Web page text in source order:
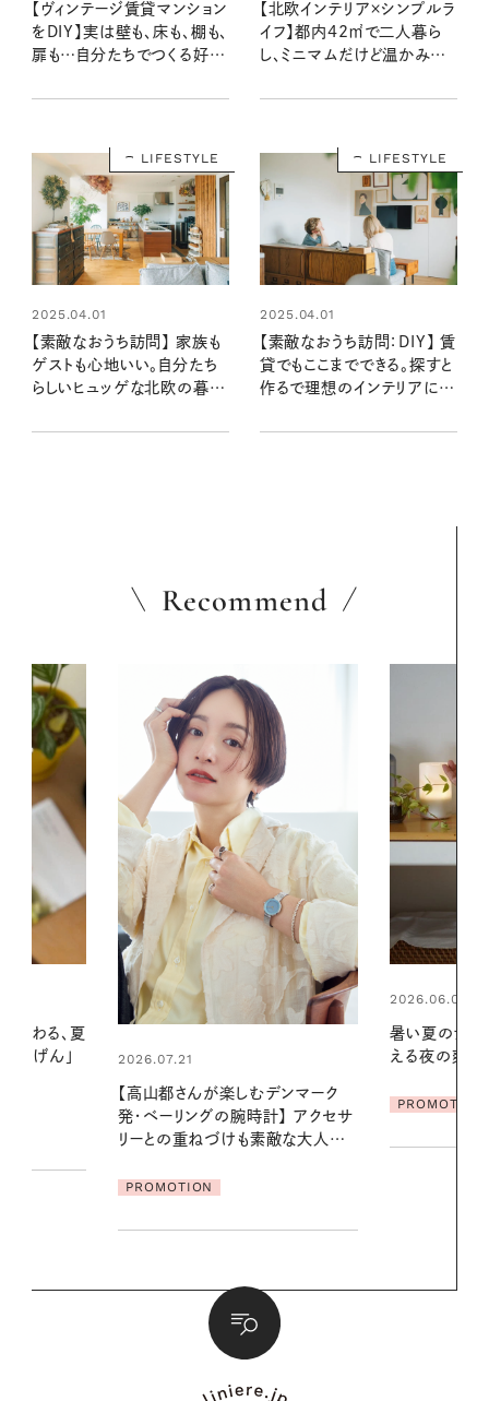
【ヴィンテージ賃貸マンション
をDIY】実は壁も、床も、棚も、
扉も…自分たちでつくる好み
訪問：長野宏美さん宅後編）
【北欧インテリア×シンプルラ
イフ】都内42㎡で二人暮ら
し、ミニマムだけど温かみの
問：夕街さやさん宅前編）
LIFESTYLE
2025.04.01
【素敵なおうち訪問】 家族も
ゲストも心地いい。自分たち
らしいヒュッゲな北欧の暮ら
LIFESTYLE
2025.04.01
【素敵なおうち訪問：DIY】 賃
貸でもここまでできる。探すと
作るで理想のインテリアに
Recommend
2026.06.01
える夜の爽やかご褒美ケア
PROMOTION
2026.07.24
夏の髪と心
る【大人気の